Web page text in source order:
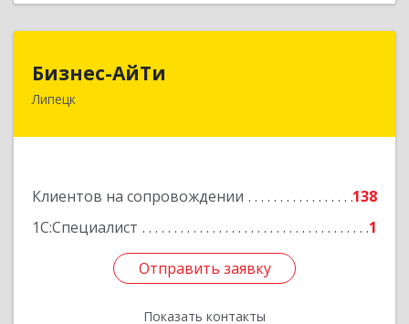
Бизнес-АйТи
Липецк
Клиентов на сопровождении
138
1С:Специалист
1
Отправить заявку
Показать контакты
398008, Липецкая обл, Липецк г, 50 лет НЛМК
Отправить заявку
Назад